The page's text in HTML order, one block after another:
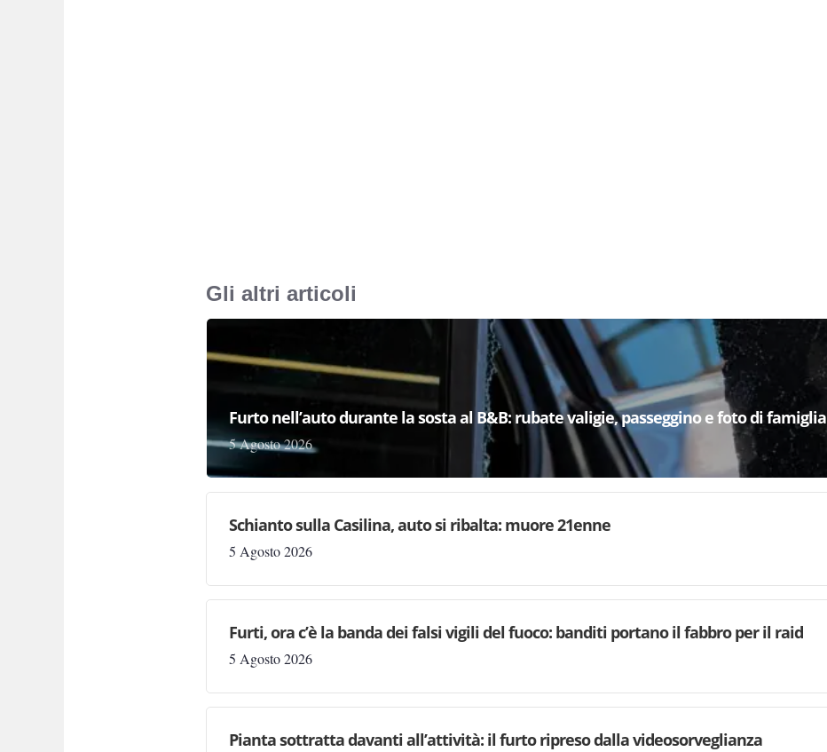
Gli altri articoli
Furto nell’auto durante la sosta al B&B: rubate valigie, passeggino e foto di famiglia
5 Agosto 2026
Schianto sulla Casilina, auto si ribalta: muore 21enne
5 Agosto 2026
Furti, ora c’è la banda dei falsi vigili del fuoco: banditi portano il fabbro per il raid
5 Agosto 2026
Pianta sottratta davanti all’attività: il furto ripreso dalla videosorveglianza